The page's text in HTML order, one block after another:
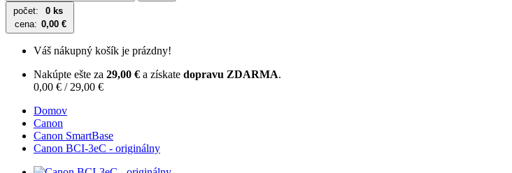
počet:
0 ks
cena: 0,00 €
Váš nákupný košík je prázdny!
Nakúpte ešte za 29,00 € a získate dopravu ZDARMA.
0,00 € / 29,00 €
Domov
Canon
Canon SmartBase
Canon BCI-3eC - originálny